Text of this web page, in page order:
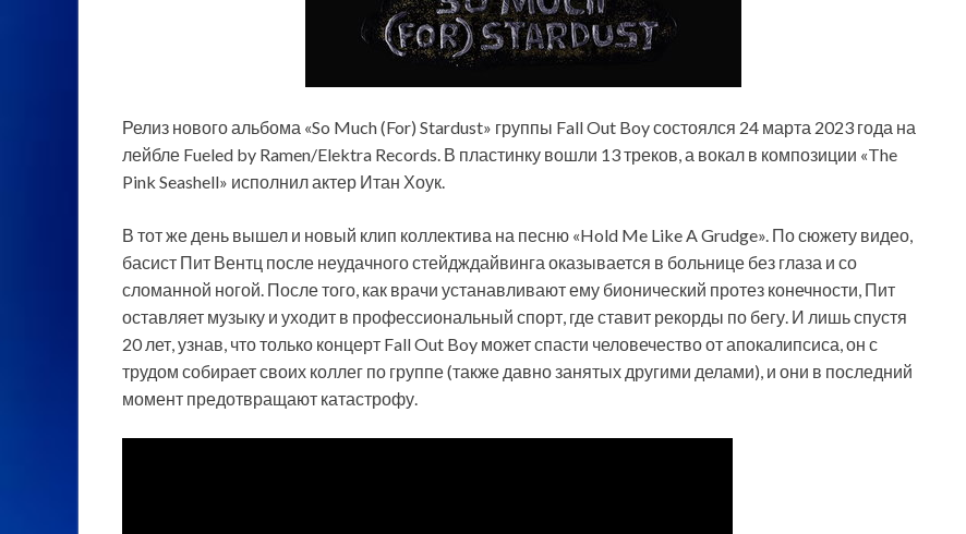
Релиз нового альбома «So Much (For) Stardust» группы Fall Out Boy состоялся 24 марта 2023 года на
лейбле Fueled by Ramen/Elektra Records. В пластинку вошли 13 треков, а вокал в композиции «The
Pink Seashell» исполнил актер Итан Хоук.
В тот же день вышел и новый клип коллектива на песню «Hold Me Like AGrudge». По сюжету видео,
басист Пит Вентц после неудачного стейдждайвинга оказывается в больнице без глаза и со
сломанной ногой. После того, как врачи устанавливают ему бионический протез конечности, Пит
оставляет музыку и уходит в профессиональный спорт, где ставит рекорды по бегу. И лишь спустя
20 лет, узнав, что только концерт Fall Out Boy может спасти человечество от апокалипсиса, он с
трудом собирает своих коллег по группе (также давно занятых другими делами), и они в последний
момент предотвращают катастрофу.